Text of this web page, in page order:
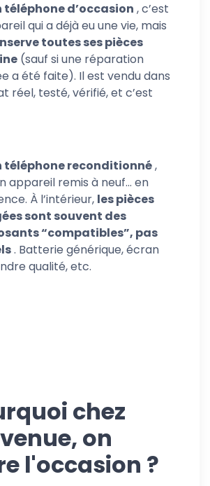
téléphone d’occasion , c’est
qui a déjà eu une vie, mais
toutes ses pièces
(sauf si une réparation
a été faite). Il est vendu dans
réel, testé, vérifié, et c’est
téléphone reconditionné,
appareil remis à neuf… en
À l’intérieur, les pièces
sont souvent des
“compatibles”, pas
. Batterie générique, écran
qualité, etc.
chez
on
l'occasion ?